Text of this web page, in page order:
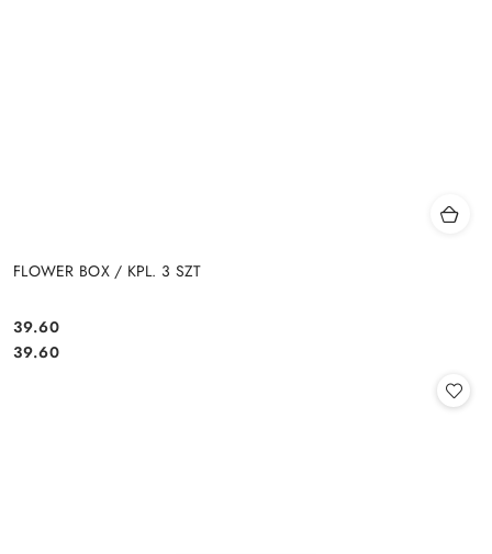
FLOWER BOX / KPL. 3 SZT
Cena:
39.60
Cena:
39.60